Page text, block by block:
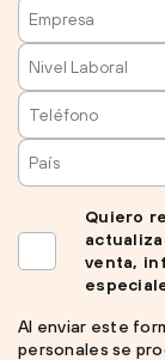
Quiero
venta,
Al enviar este
personales se